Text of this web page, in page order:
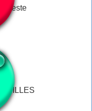
peste